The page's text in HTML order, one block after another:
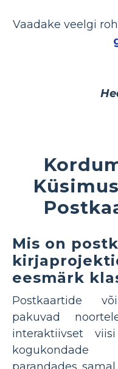
Vaadake veelgi
Mis on
eesmärk
Postkaartide
pakuvad
interaktiivset